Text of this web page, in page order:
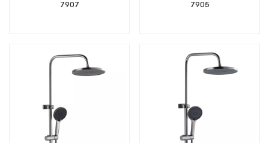
7907 7905